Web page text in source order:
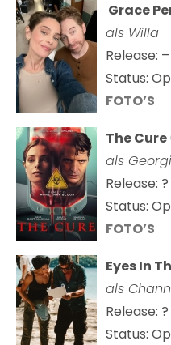
Grace
als Willa
Release: –
Status:
FOTO’S
The Cure
als
Release: ?
Status:
FOTO’S
Eyes In
als
Release: ?
Status: